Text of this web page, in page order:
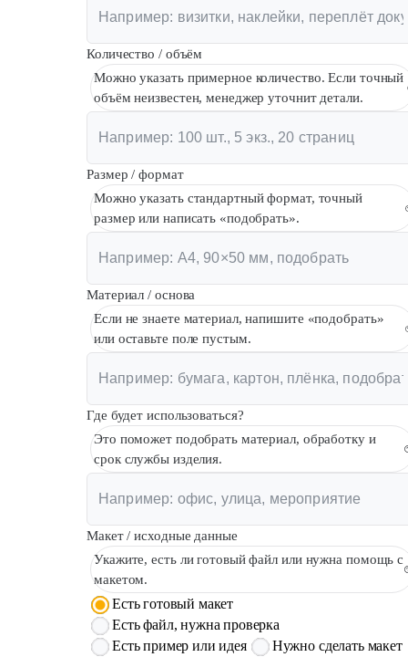
Количество / объём
Можно указать примерное количество. Если точный
объём неизвестен, менеджер уточнит детали.
Размер / формат
Можно указать стандартный формат, точный
размер или написать «подобрать».
Материал / основа
Если не знаете материал, напишите «подобрать»
или оставьте поле пустым.
Где будет использоваться?
Это поможет подобрать материал, обработку и
срок службы изделия.
Макет / исходные данные
Укажите, есть ли готовый файл или нужна помощь с
макетом.
Есть готовый макет
Есть файл, нужна проверка
Есть пример или идея
Нужно сделать макет